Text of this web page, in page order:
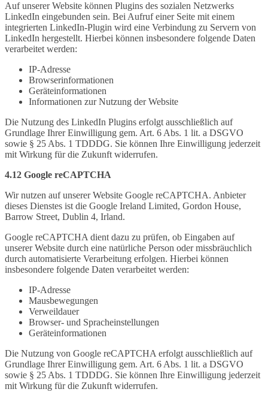
Auf unserer Website können Plugins des sozialen Netzwerks
LinkedIn eingebunden sein. Bei Aufruf einer Seite mit einem
integrierten LinkedIn-Plugin wird eine Verbindung zu Servern von
LinkedIn hergestellt. Hierbei können insbesondere folgende Daten
verarbeitet werden:
IP-Adresse
Browserinformationen
Geräteinformationen
Informationen zur Nutzung der Website
Die Nutzung des LinkedIn Plugins erfolgt ausschließlich auf
Grundlage Ihrer Einwilligung gem. Art. 6 Abs. 1 lit. a DSGVO
sowie § 25 Abs. 1 TDDDG. Sie können Ihre Einwilligung jederzeit
mit Wirkung für die Zukunft widerrufen.
4.12 Google reCAPTCHA
Wir nutzen auf unserer Website Google reCAPTCHA. Anbieter
dieses Dienstes ist die Google Ireland Limited, Gordon House,
Barrow Street, Dublin 4, Irland.
Google reCAPTCHA dient dazu zu prüfen, ob Eingaben auf
unserer Website durch eine natürliche Person oder missbräuchlich
durch automatisierte Verarbeitung erfolgen. Hierbei können
insbesondere folgende Daten verarbeitet werden:
IP-Adresse
Mausbewegungen
Verweildauer
Browser- und Spracheinstellungen
Geräteinformationen
Die Nutzung von Google reCAPTCHA erfolgt ausschließlich auf
Grundlage Ihrer Einwilligung gem. Art. 6 Abs. 1 lit. a DSGVO
sowie § 25 Abs. 1 TDDDG. Sie können Ihre Einwilligung jederzeit
mit Wirkung für die Zukunft widerrufen.